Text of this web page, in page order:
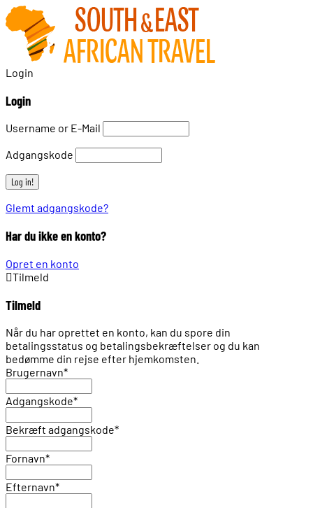
Login
Login
Username or E-Mail
Adgangskode
Glemt adgangskode?
Har du ikke en konto?
Opret en konto
Tilmeld
Tilmeld
Når du har oprettet en konto, kan du spore din
betalingsstatus og betalingsbekræftelser og du kan
bedømme din rejse efter hjemkomsten.
Brugernavn*
Adgangskode*
Bekræft adgangskode*
Fornavn*
Efternavn*